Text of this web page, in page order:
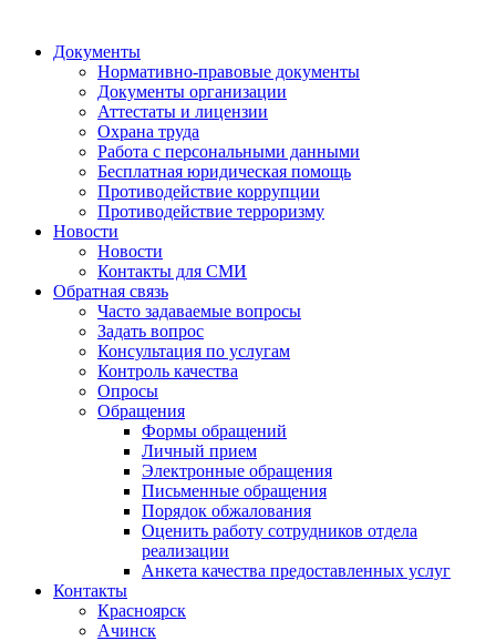
Документы
Нормативно-правовые документы
Документы организации
Аттестаты и лицензии
Охрана труда
Работа с персональными данными
Бесплатная юридическая помощь
Противодействие коррупции
Противодействие терроризму
Новости
Новости
Контакты для СМИ
Обратная связь
Часто задаваемые вопросы
Задать вопрос
Консультация по услугам
Контроль качества
Опросы
Обращения
Формы обращений
Личный прием
Электронные обращения
Письменные обращения
Порядок обжалования
Оценить работу сотрудников отдела
реализации
Анкета качества предоставленных услуг
Контакты
Красноярск
Ачинск